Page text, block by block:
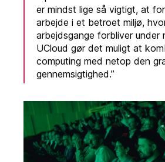
er mindst lige så vigtigt, at
arbejde i et betroet miljø,
arbejdsgange forbliver under
UCloud gør det muligt at
computing med netop den
gennemsigtighed.”